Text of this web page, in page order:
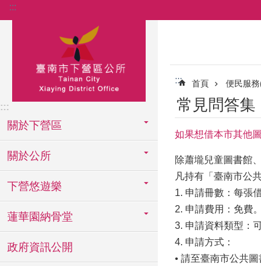
跳到主要內容區塊
:::
:::
關於下營區
關於公所
下營悠遊樂
蓮華園納骨堂
政府資訊公開
::: 首頁 便民服
常見問答集
如果想借本市其他
除蕭壠兒童圖書館
凡持有「臺南市公
1. 申請冊數：每張
2. 申請費用：免費。
3. 申請資料類型：
4. 申請方式：
• 請至臺南市公共